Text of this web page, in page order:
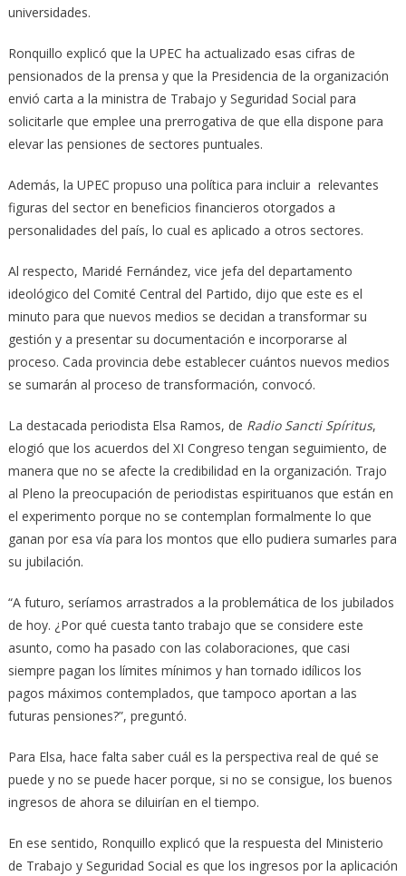
universidades.
Ronquillo explicó que la UPEC ha actualizado esas cifras de
pensionados de la prensa y que la Presidencia de la organización
envió carta a la ministra de Trabajo y Seguridad Social para
solicitarle que emplee una prerrogativa de que ella dispone para
elevar las pensiones de sectores puntuales.
Además, la UPEC propuso una política para incluir a relevantes
figuras del sector en beneficios financieros otorgados a
personalidades del país, lo cual es aplicado a otros sectores.
Al respecto, Maridé Fernández, vice jefa del departamento
ideológico del Comité Central del Partido, dijo que este es el
minuto para que nuevos medios se decidan a transformar su
gestión y a presentar su documentación e incorporarse al
proceso. Cada provincia debe establecer cuántos nuevos medios
se sumarán al proceso de transformación, convocó.
La destacada periodista Elsa Ramos, de Radio Sancti Spíritus,
elogió que los acuerdos del XI Congreso tengan seguimiento, de
manera que no se afecte la credibilidad en la organización. Trajo
al Pleno la preocupación de periodistas espirituanos que están en
el experimento porque no se contemplan formalmente lo que
ganan por esa vía para los montos que ello pudiera sumarles para
su jubilación.
“A futuro, seríamos arrastrados a la problemática de los jubilados
de hoy. ¿Por qué cuesta tanto trabajo que se considere este
asunto, como ha pasado con las colaboraciones, que casi
siempre pagan los límites mínimos y han tornado idílicos los
pagos máximos contemplados, que tampoco aportan a las
futuras pensiones?”, preguntó.
Para Elsa, hace falta saber cuál es la perspectiva real de qué se
puede y no se puede hacer porque, si no se consigue, los buenos
ingresos de ahora se diluirían en el tiempo.
En ese sentido, Ronquillo explicó que la respuesta del Ministerio
de Trabajo y Seguridad Social es que los ingresos por la aplicación